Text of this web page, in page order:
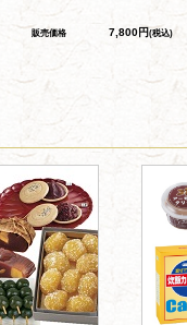
販売価格 7,800円(税込)